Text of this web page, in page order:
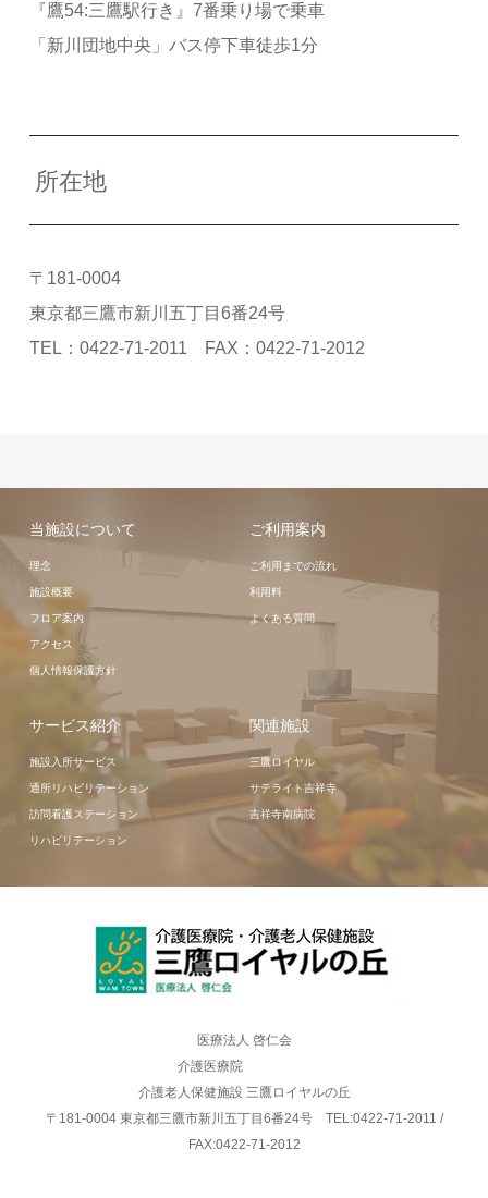
『鷹54:三鷹駅行き』7番乗り場で乗車
「新川団地中央」バス停下車徒歩1分
所在地
〒181-0004
東京都三鷹市新川五丁目6番24号
TEL：0422-71-2011 FAX：0422-71-2012
当施設について
理念
施設概要
フロア案内
アクセス
個人情報保護方針
ご利用案内
ご利用までの流れ
利用料
よくある質問
サービス紹介
施設入所サービス
通所リハビリテーション
訪問看護ステーション
リハビリテーション
関連施設
三鷹ロイヤル
サテライト吉祥寺
吉祥寺南病院
医療法人 啓仁会
介護医療院
介護老人保健施設 三鷹ロイヤルの丘
〒181-0004 東京都三鷹市新川五丁目6番24号 TEL:0422-71-2011 /
FAX:0422-71-2012